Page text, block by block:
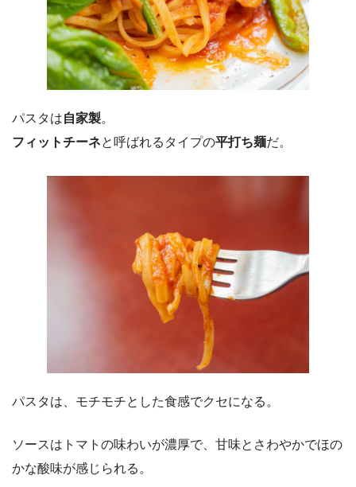
パスタは自家製。
フィットチーネと呼ばれるタイプの平打ち麺だ。
パスタは、モチモチとした食感でクセになる。
ソースはトマトの味わいが濃厚で、甘味とさわやかでほの
かな酸味が感じられる。